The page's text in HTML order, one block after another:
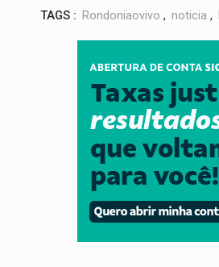
TAGS : Rondoniaovivo , noticia ,